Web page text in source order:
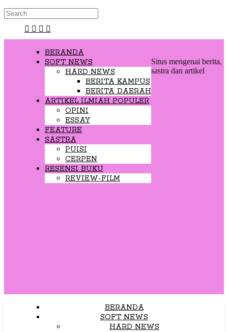
BERANDA
SOFT NEWS
HARD NEWS
BERITA KAMPUS
BERITA DAERAH
ARTIKEL ILMIAH POPULER
OPINI
ESSAY
FEATURE
SASTRA
PUISI
CERPEN
RESENSI BUKU
REVIEW-FILM
Situs mengenai berita,
sastra dan artikel
BERANDA
SOFT NEWS
HARD NEWS